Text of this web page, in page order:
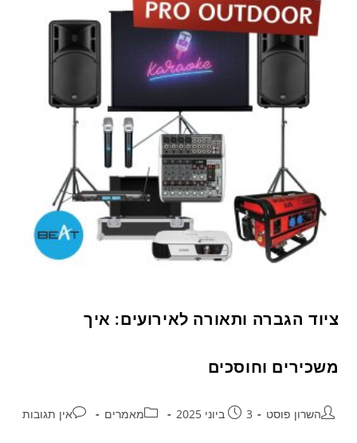
ציוד הגברה ותאורה לאירועים: איך
משכירים וחוסכים
השרון פוסט 3 ביוני 2025 מאמרים אין תגובות